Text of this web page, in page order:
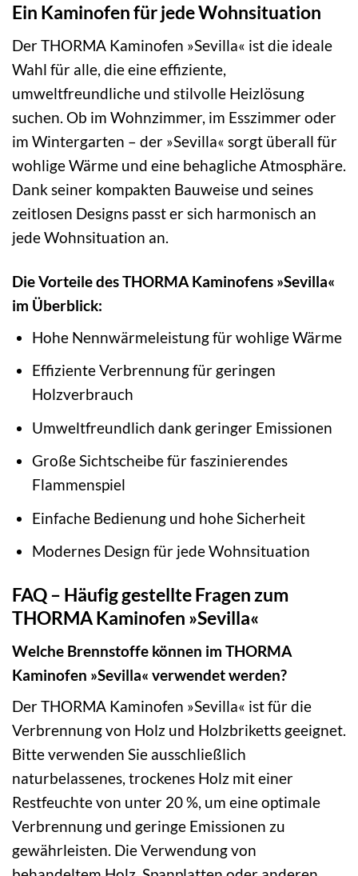
Ein Kaminofen für jede Wohnsituation
Der THORMA Kaminofen »Sevilla« ist die ideale
Wahl für alle, die eine effiziente,
umweltfreundliche und stilvolle Heizlösung
suchen. Ob im Wohnzimmer, im Esszimmer oder
im Wintergarten – der »Sevilla« sorgt überall für
wohlige Wärme und eine behagliche Atmosphäre.
Dank seiner kompakten Bauweise und seines
zeitlosen Designs passt er sich harmonisch an
jede Wohnsituation an.
Die Vorteile des THORMA Kaminofens »Sevilla«
im Überblick:
Hohe Nennwärmeleistung für wohlige Wärme
Effiziente Verbrennung für geringen
Holzverbrauch
Umweltfreundlich dank geringer Emissionen
Große Sichtscheibe für faszinierendes
Flammenspiel
Einfache Bedienung und hohe Sicherheit
Modernes Design für jede Wohnsituation
FAQ – Häufig gestellte Fragen zum
THORMA Kaminofen »Sevilla«
Welche Brennstoffe können im THORMA
Kaminofen »Sevilla« verwendet werden?
Der THORMA Kaminofen »Sevilla« ist für die
Verbrennung von Holz und Holzbriketts geeignet.
Bitte verwenden Sie ausschließlich
naturbelassenes, trockenes Holz mit einer
Restfeuchte von unter 20 %, um eine optimale
Verbrennung und geringe Emissionen zu
gewährleisten. Die Verwendung von